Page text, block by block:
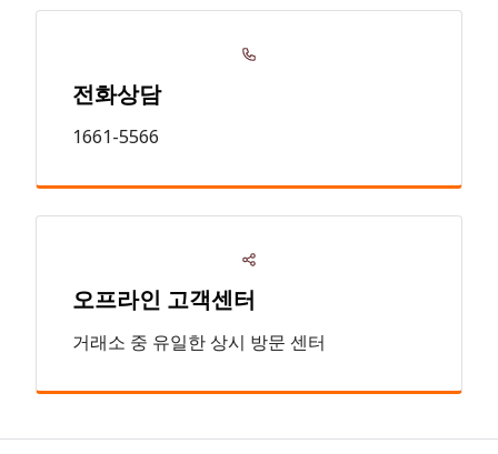
전화상담
1661-5566
오프라인 고객센터
거래소 중 유일한 상시 방문 센터